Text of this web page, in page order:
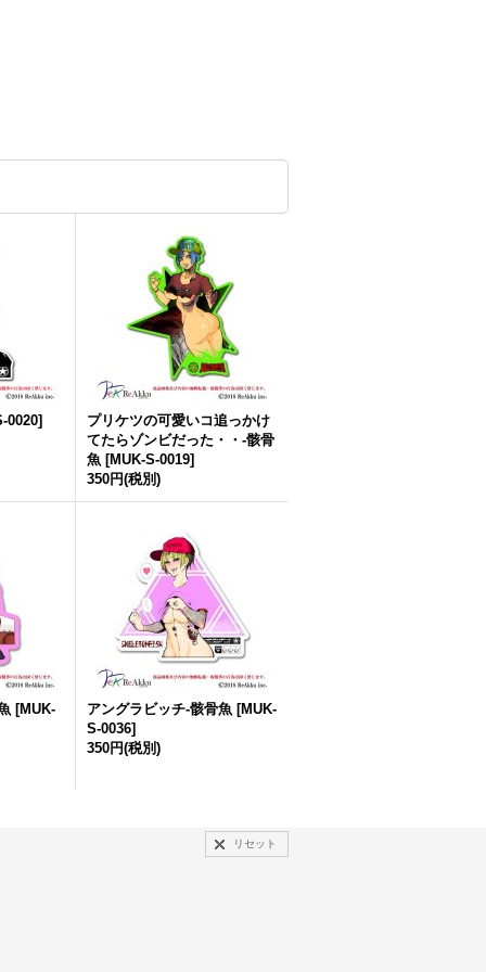
0020]
プリケツの可愛いコ追っかけ
てたらゾンビだった・・-骸骨
魚 [MUK-S-0019]
350円(税別)
[MUK- アングラビッチ-骸骨魚 [MUK-
S-0036]
350円(税別)
リセット